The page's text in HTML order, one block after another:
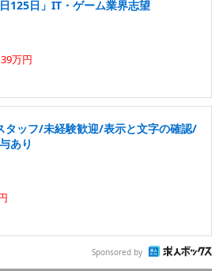
125日」IT・ゲーム業界志望
万円
タッフ/未経験歓迎/表示と文字の確認/
あり
Sponsored by